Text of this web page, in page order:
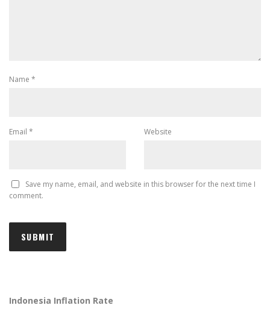
Name *
Email * Website
Save my name, email, and website in this browser for the next time I
comment.
Indonesia Inflation Rate